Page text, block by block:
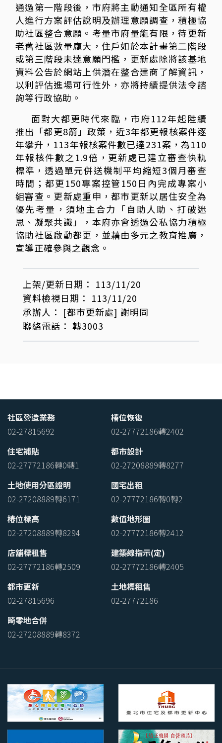
通過第一階段後，市府將主動通知全區所有權
人進行方案評估說明及辦理意願調查，積極協
助社區整合意願。考量市府量能有限，待更新
老舊社區數量龐大，住戶如於本計畫第二階段
或第三階段未達意願門檻，更新處除將該基地
資料公告於網站上供潛在整合建商了解資訊，
以利評估進場可行性外，亦將持續提供法令諮
詢等行政協助。
面對大都更時代來臨，市府112年起陸續
推出「都更8箭」政策，近3年都更報核案件逐
年攀升，113年報核案件數已達231案，為110
年報核件數之1.9倍，更新處已建立審查快軌
標準，透過單元併送機制平均縮短3個月審查
時間；都更150專案控管150日內完成專案小
組審查。更新處重申，都市更新以居住安全為
優先考量，須地主合力「自助人助、打破迷
思、凝聚共識」，本府亦會透過公私協力積極
協助社區啟動都更，並藉由多元之教育推廣，
宣導正確參與之觀念。
上架/更新日期： 113/11/20
資料檢視日期： 113/11/20
承辦人： [都市更新處] 謝明同
聯絡電話： 轉3003
社區營造業務
02-27815692
椿位恢復
02-27772186轉2402
住宅補貼
02-27772186轉0轉1
都市設計
02-27208889轉8277
土地使用分區證明
02-27208889轉6171
國宅出租
02-27772186轉0轉2
椿位標高
02-27208889轉8294
數值地形圖
02-27772186轉2412
店舖標租售
02-27772186轉2509
建築線指示(定)
02-27772186轉2405
都市更新
02-27815696
土地標租售
02-27772186
畸零地合併
02-27208889轉8372